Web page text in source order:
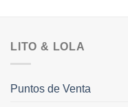
LITO & LOLA
Puntos de Venta